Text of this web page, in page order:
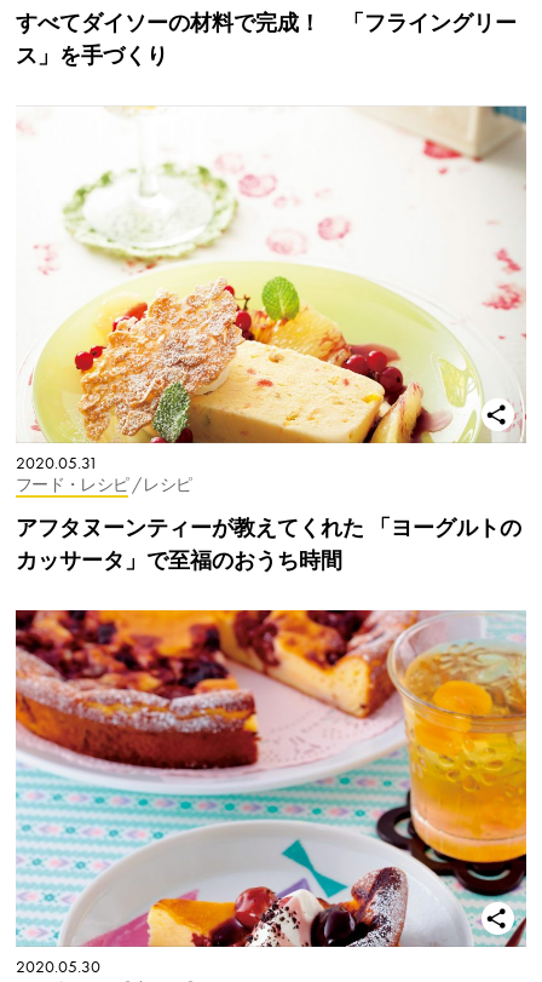
すべてダイソーの材料で完成！ 「フライングリー
ス」を手づくり
2020.05.31
フード・レシピ / レシピ
アフタヌーンティーが教えてくれた 「ヨーグルトの
カッサータ」で至福のおうち時間
2020.05.30